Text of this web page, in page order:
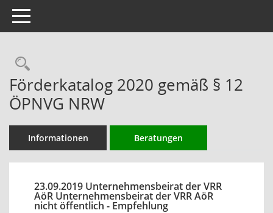
Toggle navigation
Rechercheauswahl
Förderkatalog 2020 gemäß § 12
ÖPNVG NRW
Informationen Beratungen
23.09.2019 Unternehmensbeirat der VRR
AöR Unternehmensbeirat der VRR AöR
nicht öffentlich - Empfehlung